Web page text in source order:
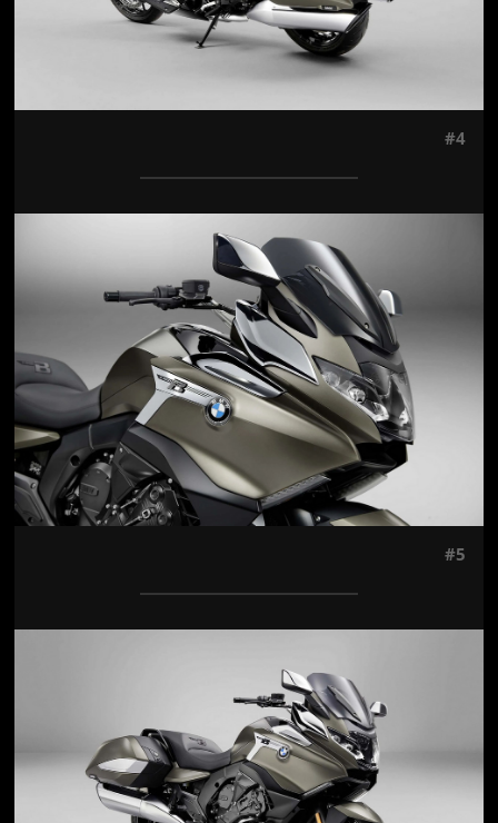
#4
Jön még kép!
#5
Jön még kép!